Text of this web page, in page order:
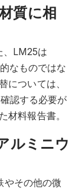
質に相
、LM25は
なものではな
については、
認する必要が
材料報告書。
ルミニウ
やその他の微